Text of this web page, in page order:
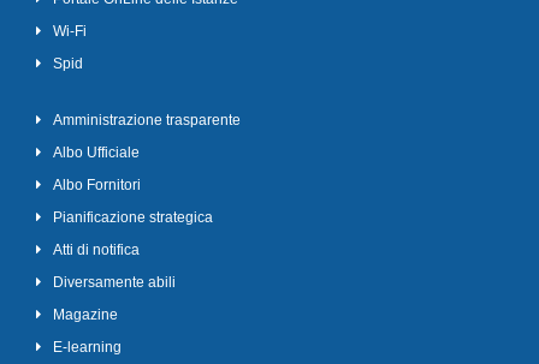
Wi-Fi
Spid
Amministrazione trasparente
Albo Ufficiale
Albo Fornitori
Pianificazione strategica
Atti di notifica
Diversamente abili
Magazine
E-learning